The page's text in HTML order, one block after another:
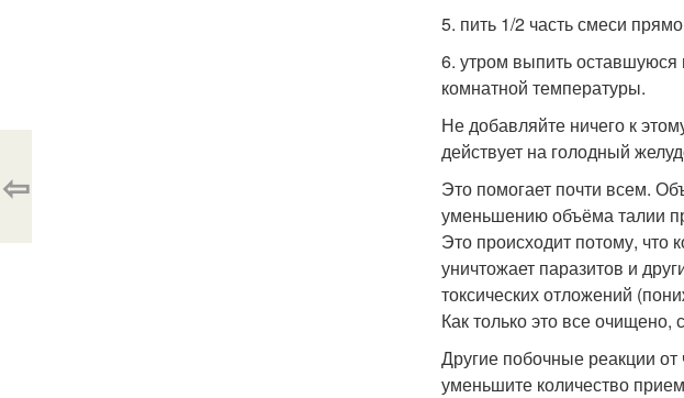
5. пить 1/2 часть смеси
6. утром выпить оставшуюся
комнатной температуры.
Не добавляйте ничего к
действует на голодный
Это помогает почти всем.
уменьшению объёма талии
Это происходит потому, что
уничтожает паразитов и
токсических отложений
Как только это все очищено,
Другие побочные реакции от
уменьшите количество
⇦